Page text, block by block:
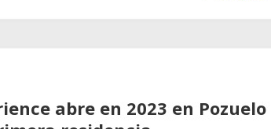
abre en 2023 en Pozuelo